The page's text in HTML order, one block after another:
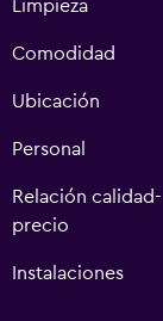
Limpieza
Comodidad
Ubicación
Personal
Relación calidad-
precio
Instalaciones